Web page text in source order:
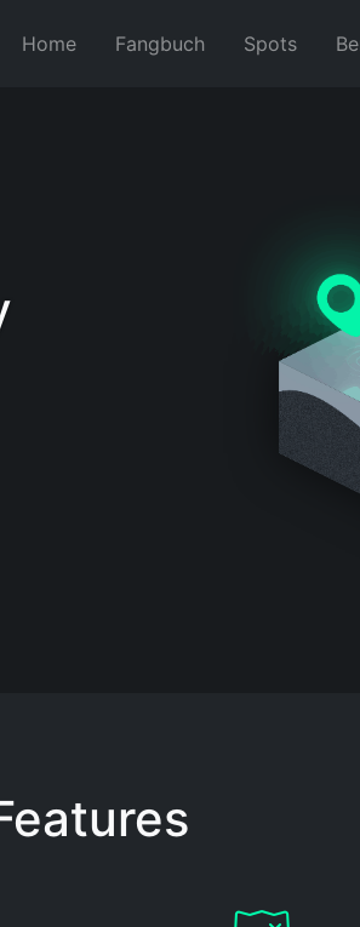
Home Fangbuch Spots